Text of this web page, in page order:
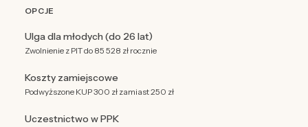
OPCJE
Ulga dla młodych (do 26 lat)
Zwolnienie z PIT do 85 528 zł rocznie
Koszty zamiejscowe
Podwyższone KUP 300 zł zamiast 250 zł
Uczestnictwo w PPK